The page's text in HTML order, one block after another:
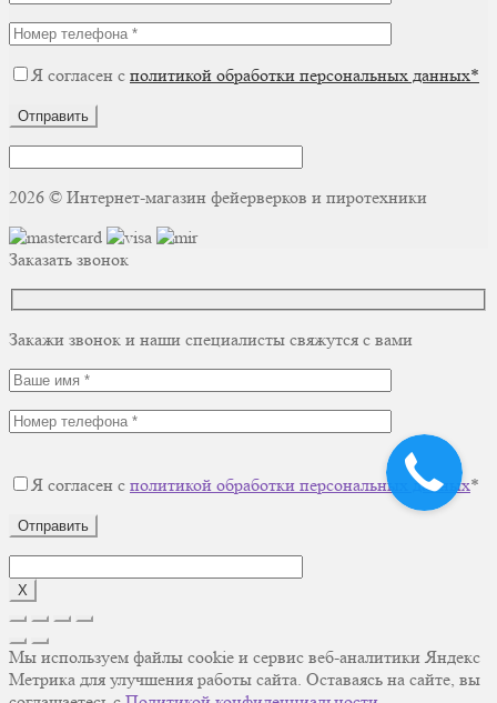
Я согласен с политикой обработки персональных данных*
Отправить
2026 © Интернет-магазин фейерверков и пиротехники
Заказать звонок
Закажи звонок и наши специалисты свяжутся с вами
Я согласен с политикой обработки персональных данных*
Отправить
X
Мы используем файлы cookie и сервис веб-аналитики Яндекс
Метрика для улучшения работы сайта. Оставаясь на сайте, вы